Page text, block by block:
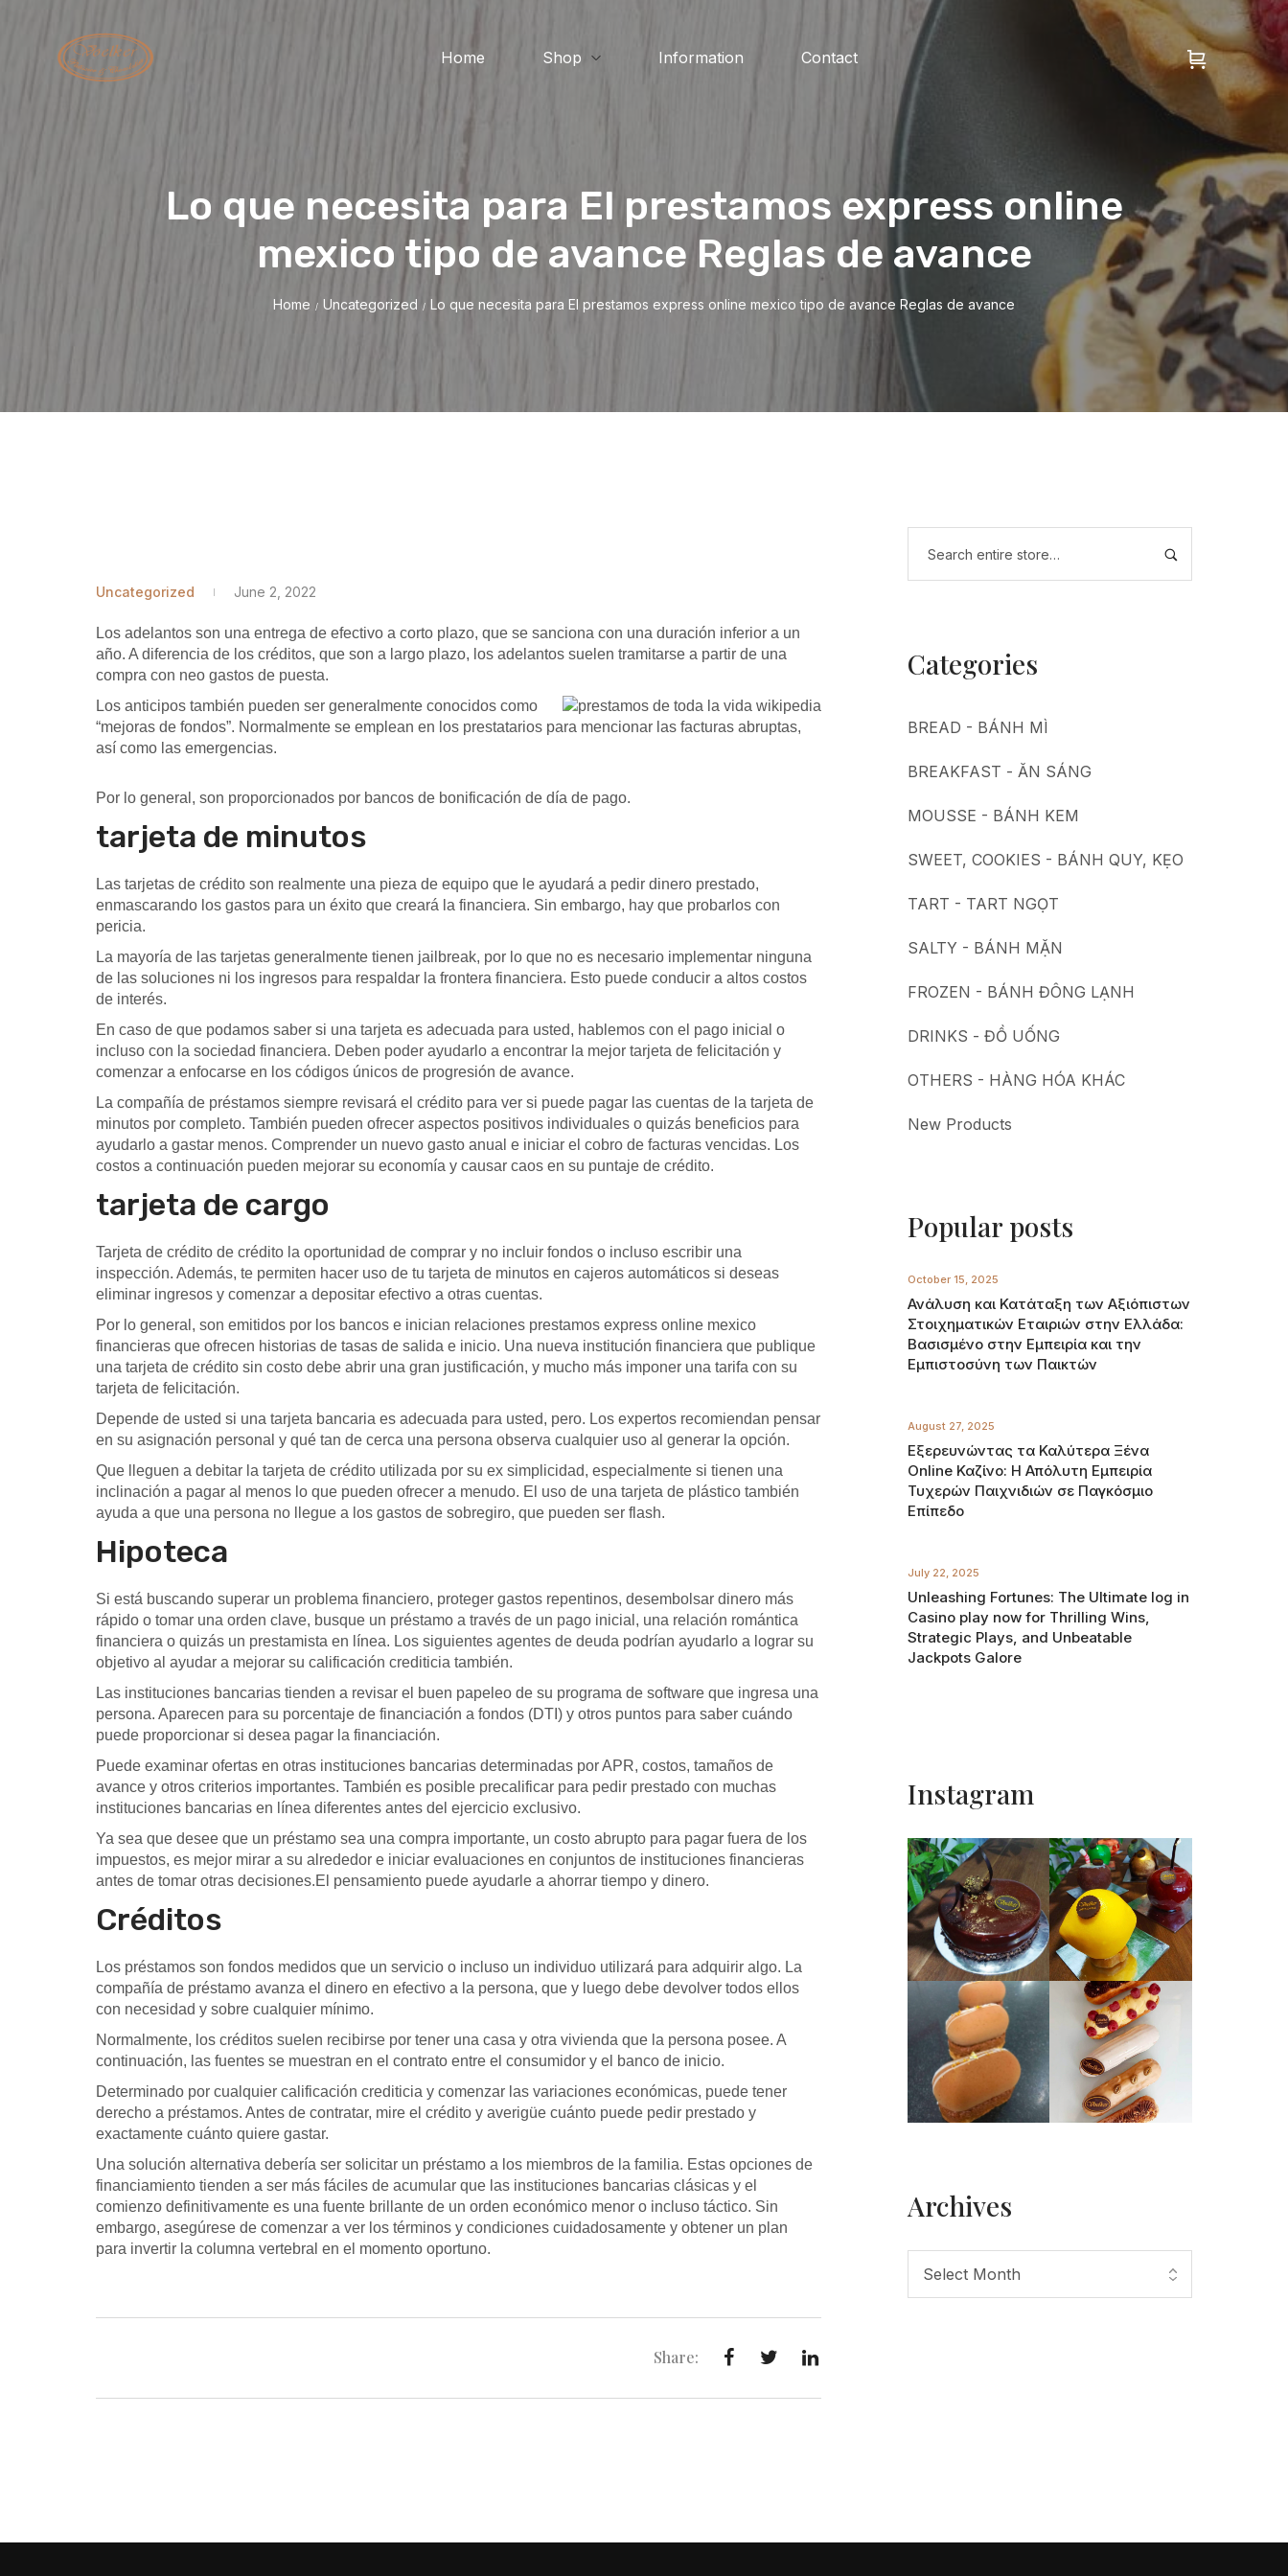
Home Shop Information Contact
Lo que necesita para El prestamos express online
mexico tipo de avance Reglas de avance
Home / Uncategorized / Lo que necesita para El prestamos express online mexico tipo de avance Reglas de avance
Uncategorized June 2, 2022
Los adelantos son una entrega de efectivo a corto plazo, que se sanciona con una duración inferior a un
año. A diferencia de los créditos, que son a largo plazo, los adelantos suelen tramitarse a partir de una
compra con neo gastos de puesta.
Los anticipos también pueden ser generalmente conocidos como
“mejoras de fondos”. Normalmente se emplean en los prestatarios para mencionar las facturas abruptas,
así como las emergencias.
Por lo general, son proporcionados por bancos de bonificación de día de pago.
tarjeta de minutos
Las tarjetas de crédito son realmente una pieza de equipo que le ayudará a pedir dinero prestado,
enmascarando los gastos para un éxito que creará la financiera. Sin embargo, hay que probarlos con
pericia.
La mayoría de las tarjetas generalmente tienen jailbreak, por lo que no es necesario implementar ninguna
de las soluciones ni los ingresos para respaldar la frontera financiera. Esto puede conducir a altos costos
de interés.
En caso de que podamos saber si una tarjeta es adecuada para usted, hablemos con el pago inicial o
incluso con la sociedad financiera. Deben poder ayudarlo a encontrar la mejor tarjeta de felicitación y
comenzar a enfocarse en los códigos únicos de progresión de avance.
La compañía de préstamos siempre revisará el crédito para ver si puede pagar las cuentas de la tarjeta de
minutos por completo. También pueden ofrecer aspectos positivos individuales o quizás beneficios para
ayudarlo a gastar menos. Comprender un nuevo gasto anual e iniciar el cobro de facturas vencidas. Los
costos a continuación pueden mejorar su economía y causar caos en su puntaje de crédito.
tarjeta de cargo
Tarjeta de crédito de crédito la oportunidad de comprar y no incluir fondos o incluso escribir una
inspección. Además, te permiten hacer uso de tu tarjeta de minutos en cajeros automáticos si deseas
eliminar ingresos y comenzar a depositar efectivo a otras cuentas.
Por lo general, son emitidos por los bancos e inician relaciones prestamos express online mexico
financieras que ofrecen historias de tasas de salida e inicio. Una nueva institución financiera que publique
una tarjeta de crédito sin costo debe abrir una gran justificación, y mucho más imponer una tarifa con su
tarjeta de felicitación.
Depende de usted si una tarjeta bancaria es adecuada para usted, pero. Los expertos recomiendan pensar
en su asignación personal y qué tan de cerca una persona observa cualquier uso al generar la opción.
Que lleguen a debitar la tarjeta de crédito utilizada por su ex simplicidad, especialmente si tienen una
inclinación a pagar al menos lo que pueden ofrecer a menudo. El uso de una tarjeta de plástico también
ayuda a que una persona no llegue a los gastos de sobregiro, que pueden ser flash.
Hipoteca
Si está buscando superar un problema financiero, proteger gastos repentinos, desembolsar dinero más
rápido o tomar una orden clave, busque un préstamo a través de un pago inicial, una relación romántica
financiera o quizás un prestamista en línea. Los siguientes agentes de deuda podrían ayudarlo a lograr su
objetivo al ayudar a mejorar su calificación crediticia también.
Las instituciones bancarias tienden a revisar el buen papeleo de su programa de software que ingresa una
persona. Aparecen para su porcentaje de financiación a fondos (DTI) y otros puntos para saber cuándo
puede proporcionar si desea pagar la financiación.
Puede examinar ofertas en otras instituciones bancarias determinadas por APR, costos, tamaños de
avance y otros criterios importantes. También es posible precalificar para pedir prestado con muchas
instituciones bancarias en línea diferentes antes del ejercicio exclusivo.
Ya sea que desee que un préstamo sea una compra importante, un costo abrupto para pagar fuera de los
impuestos, es mejor mirar a su alrededor e iniciar evaluaciones en conjuntos de instituciones financieras
antes de tomar otras decisiones.El pensamiento puede ayudarle a ahorrar tiempo y dinero.
Créditos
Los préstamos son fondos medidos que un servicio o incluso un individuo utilizará para adquirir algo. La
compañía de préstamo avanza el dinero en efectivo a la persona, que y luego debe devolver todos ellos
con necesidad y sobre cualquier mínimo.
Normalmente, los créditos suelen recibirse por tener una casa y otra vivienda que la persona posee. A
continuación, las fuentes se muestran en el contrato entre el consumidor y el banco de inicio.
Determinado por cualquier calificación crediticia y comenzar las variaciones económicas, puede tener
derecho a préstamos. Antes de contratar, mire el crédito y averigüe cuánto puede pedir prestado y
exactamente cuánto quiere gastar.
Una solución alternativa debería ser solicitar un préstamo a los miembros de la familia. Estas opciones de
financiamiento tienden a ser más fáciles de acumular que las instituciones bancarias clásicas y el
comienzo definitivamente es una fuente brillante de un orden económico menor o incluso táctico. Sin
embargo, asegúrese de comenzar a ver los términos y condiciones cuidadosamente y obtener un plan
para invertir la columna vertebral en el momento oportuno.
Share:
Categories
BREAD - BÁNH MÌ
BREAKFAST - ĂN SÁNG
MOUSSE - BÁNH KEM
SWEET, COOKIES - BÁNH QUY, KẸO
TART - TART NGỌT
SALTY - BÁNH MẶN
FROZEN - BÁNH ĐÔNG LẠNH
DRINKS - ĐỒ UỐNG
OTHERS - HÀNG HÓA KHÁC
New Products
Popular posts
October 15, 2025
Ανάλυση και Κατάταξη των Αξιόπιστων
Στοιχηματικών Εταιριών στην Ελλάδα:
Βασισμένο στην Εμπειρία και την
Εμπιστοσύνη των Παικτών
August 27, 2025
Εξερευνώντας τα Καλύτερα Ξένα
Online Καζίνο: Η Απόλυτη Εμπειρία
Τυχερών Παιχνιδιών σε Παγκόσμιο
Επίπεδο
July 22, 2025
Unleashing Fortunes: The Ultimate log in
Casino play now for Thrilling Wins,
Strategic Plays, and Unbeatable
Jackpots Galore
Instagram
Archives